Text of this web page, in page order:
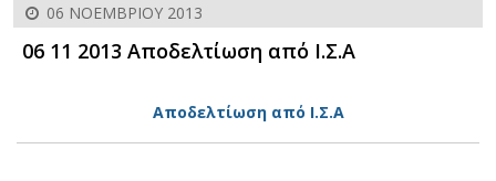
06 ΝΟΕΜΒΡΊΟΥ 2013
06 11 2013 Αποδελτίωση από Ι.Σ.Α
Αποδελτίωση από Ι.Σ.Α